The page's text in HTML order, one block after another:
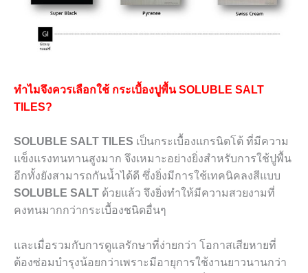
ทำไมจึงควรเลือกใช้ กระเบื้องปูพื้น SOLUBLE SALT
TILES?
SOLUBLE SALT TILES เป็นกระเบื้องแกรนิตโต้ ที่มีความ
แข็งแรงทนทานสูงมาก จึงเหมาะอย่างยิ่งสำหรับการใช้ปูพื้น
อีกทั้งยังสามารถกันน้ำได้ดี ซึ่งยิ่งมีการใช้เทคนิคลงสีแบบ
SOLUBLE SALT ด้วยแล้ว จึงยิ่งทำให้มีความสวยงามที่
คงทนมากกว่ากระเบื้องชนิดอื่นๆ
และเมื่อรวมกับการดูแลรักษาที่ง่ายกว่า โอกาสเสียหายที่
ต้องซ่อมบำรุงน้อยกว่าเพราะมีอายุการใช้งานยาวนานกว่า